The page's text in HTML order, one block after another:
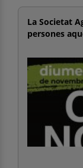
La Societat
persones